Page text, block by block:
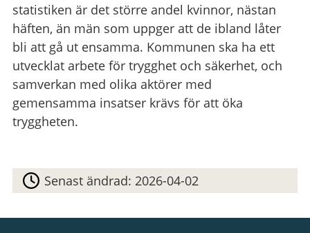
statistiken är det större andel kvinnor, nästan
häften, än män som uppger att de ibland låter
bli att gå ut ensamma. Kommunen ska ha ett
utvecklat arbete för trygghet och säkerhet, och
samverkan med olika aktörer med
gemensamma insatser krävs för att öka
tryggheten.
Senast ändrad:2026-04-02